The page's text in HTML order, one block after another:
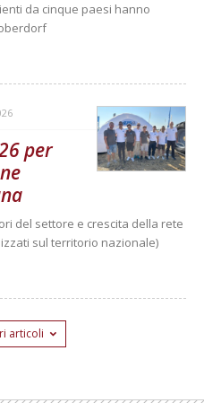
da cinque paesi hanno
per
del settore e crescita della rete
sul territorio nazionale)
articoli